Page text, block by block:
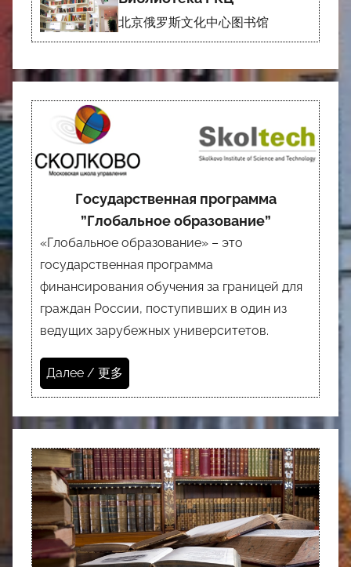
北京俄罗斯文化中心图书馆
Государственная программа
”Глобальное образование”
«Глобальное образование» – это
государственная программа
финансирования обучения за границей для
граждан России, поступивших в один из
ведущих зарубежных университетов.
Далее / 更多